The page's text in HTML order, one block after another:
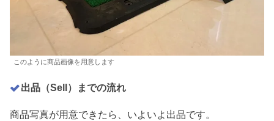
このように商品画像を用意します
出品（Sell）までの流れ
商品写真が用意できたら、いよいよ出品です。